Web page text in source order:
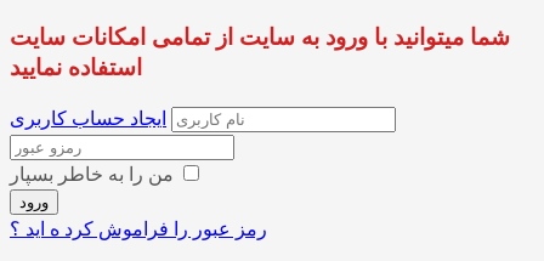
شما میتوانید با ورود به سایت از تمامی امکانات سایت
استفاده نمایید
ایجاد حساب کاربری
من را به خاطر بسپار
رمز عبور را فراموش کرد ه اید ؟